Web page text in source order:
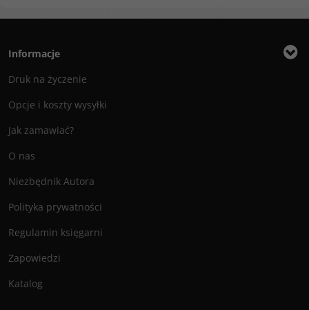
Informacje
Druk na życzenie
Opcje i koszty wysyłki
Jak zamawiać?
O nas
Niezbędnik Autora
Polityka prywatności
Regulamin księgarni
Zapowiedzi
Katalog